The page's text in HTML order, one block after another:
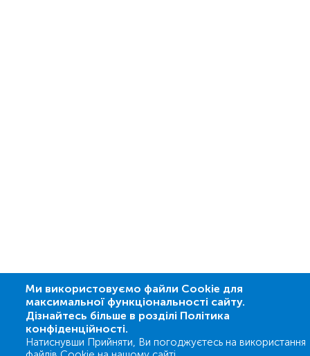
Ми використовуємо файли Cookie для
максимальної функціональності сайту.
Дізнайтесь більше в розділі Політика
конфіденційності.
Натиснувши Прийняти, Ви погоджуєтесь на використання